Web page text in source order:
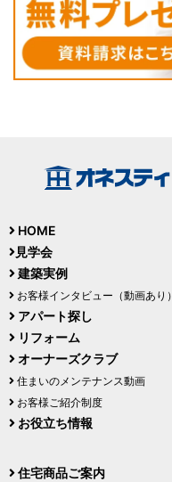
HOME
見学会
建築実例
お客様インタビュー（動画あり）
アパート探し
リフォーム
オーナーズクラブ
住まいのメンテナンス動画
お客様ご紹介制度
お役立ち情報
住宅商品ご案内